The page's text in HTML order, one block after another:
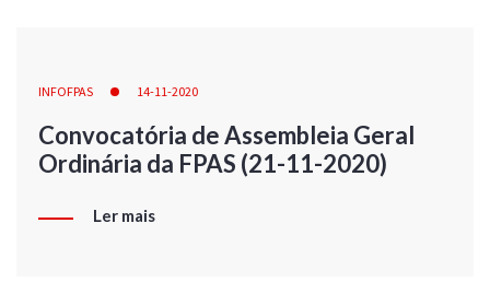
INFOFPAS 14-11-2020
Convocatória de Assembleia Geral
Ordinária da FPAS (21-11-2020)
Ler mais